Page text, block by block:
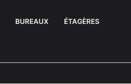
BUREAUX ÉTAGÈRES